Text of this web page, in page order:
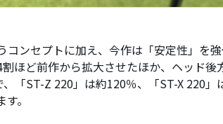
コンセプトに加え、今作は「安定性」を
ほど前作から拡大させたほか、ヘッド後
「ST-Z 220」は約120％、「ST-X 220」
。